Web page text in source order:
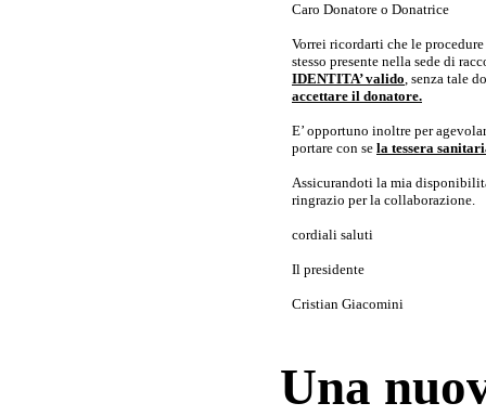
Caro Donatore o Donatrice
Vorrei ricordarti che le
stesso presente nella sede di
IDENTITA’ valido, senza tale
accettare il donatore.
E’ opportuno inoltre per
portare con se la tessera
Assicurandoti la mia
ringrazio per la collaborazione.
cordiali saluti
Il presidente
Cristian Giacomini
Una